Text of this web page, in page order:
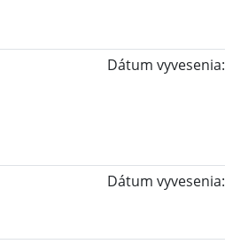
Dátum vyvesenia:
Dátum vyvesenia: